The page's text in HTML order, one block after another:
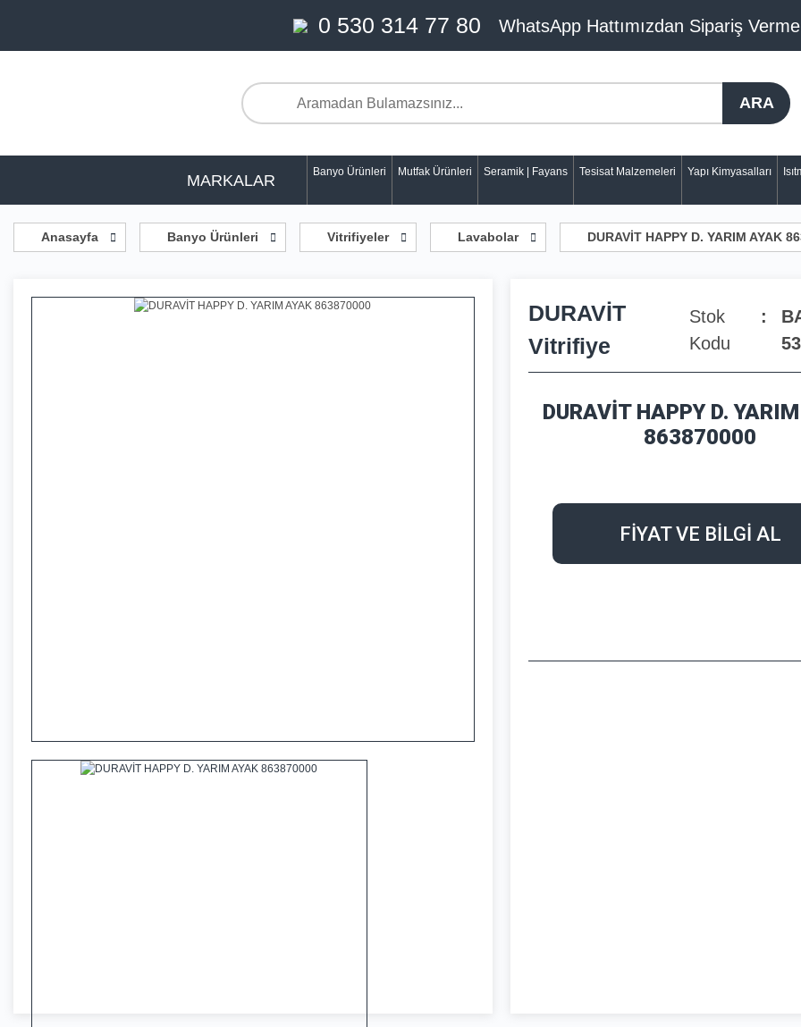
0 530 314 77 80 WhatsApp Hattımızdan Sipariş
ARA
MARKALAR Banyo Ürünleri Mutfak Ürünleri Seramik | Fayans Tesisat Malzemeleri Yapı Kimyasalları
Anasayfa Banyo Ürünleri Vitrifiyeler Lavabolar DURAVİT HAPPY D. YARIM AYAK
DURAVİT
Vitrifiye
Stok
Kodu
53
DURAVİT HAPPY D.
863870000
FİYAT VE BİLGİ AL